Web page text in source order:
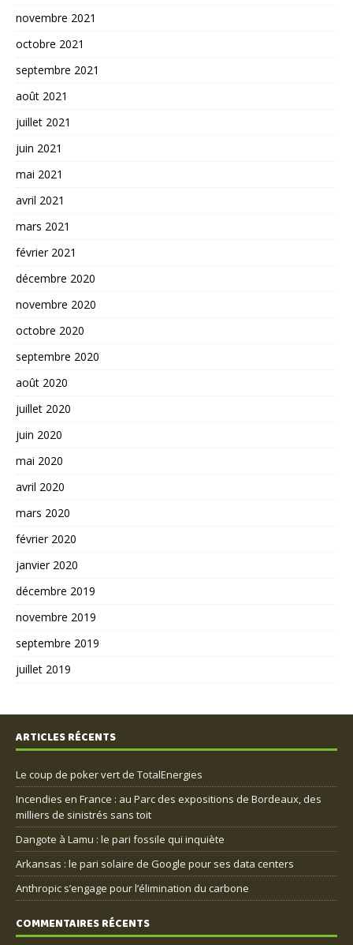
novembre 2021
octobre 2021
septembre 2021
août 2021
juillet 2021
juin 2021
mai 2021
avril 2021
mars 2021
février 2021
décembre 2020
novembre 2020
octobre 2020
septembre 2020
août 2020
juillet 2020
juin 2020
mai 2020
avril 2020
mars 2020
février 2020
janvier 2020
décembre 2019
novembre 2019
septembre 2019
juillet 2019
ARTICLES RÉCENTS
Le coup de poker vert de TotalEnergies
Incendies en France : au Parc des expositions de Bordeaux, des
milliers de sinistrés sans toit
Dangote à Lamu : le pari fossile qui inquiète
Arkansas : le pari solaire de Google pour ses data centers
Anthropic s’engage pour l’élimination du carbone
COMMENTAIRES RÉCENTS